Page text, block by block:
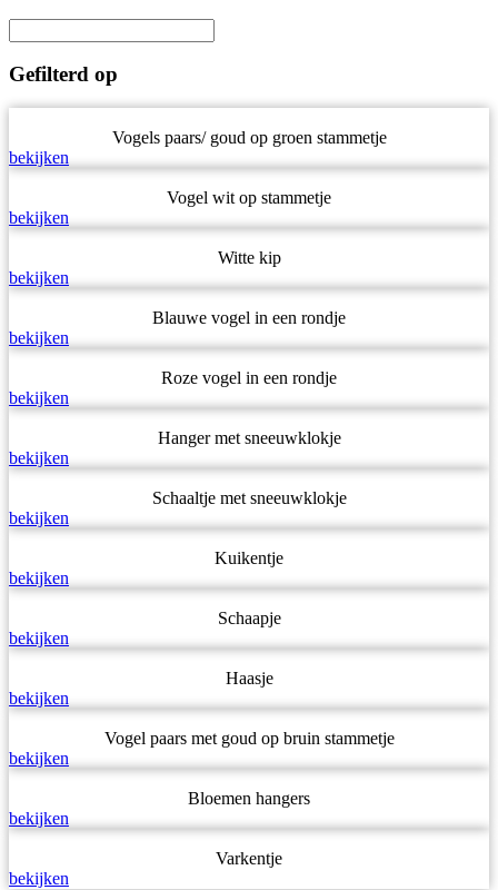
Gefilterd op
Vogels paars/ goud op groen stammetje
bekijken
Vogel wit op stammetje
bekijken
Witte kip
bekijken
Blauwe vogel in een rondje
bekijken
Roze vogel in een rondje
bekijken
Hanger met sneeuwklokje
bekijken
Schaaltje met sneeuwklokje
bekijken
Kuikentje
bekijken
Schaapje
bekijken
Haasje
bekijken
Vogel paars met goud op bruin stammetje
bekijken
Bloemen hangers
bekijken
Varkentje
bekijken